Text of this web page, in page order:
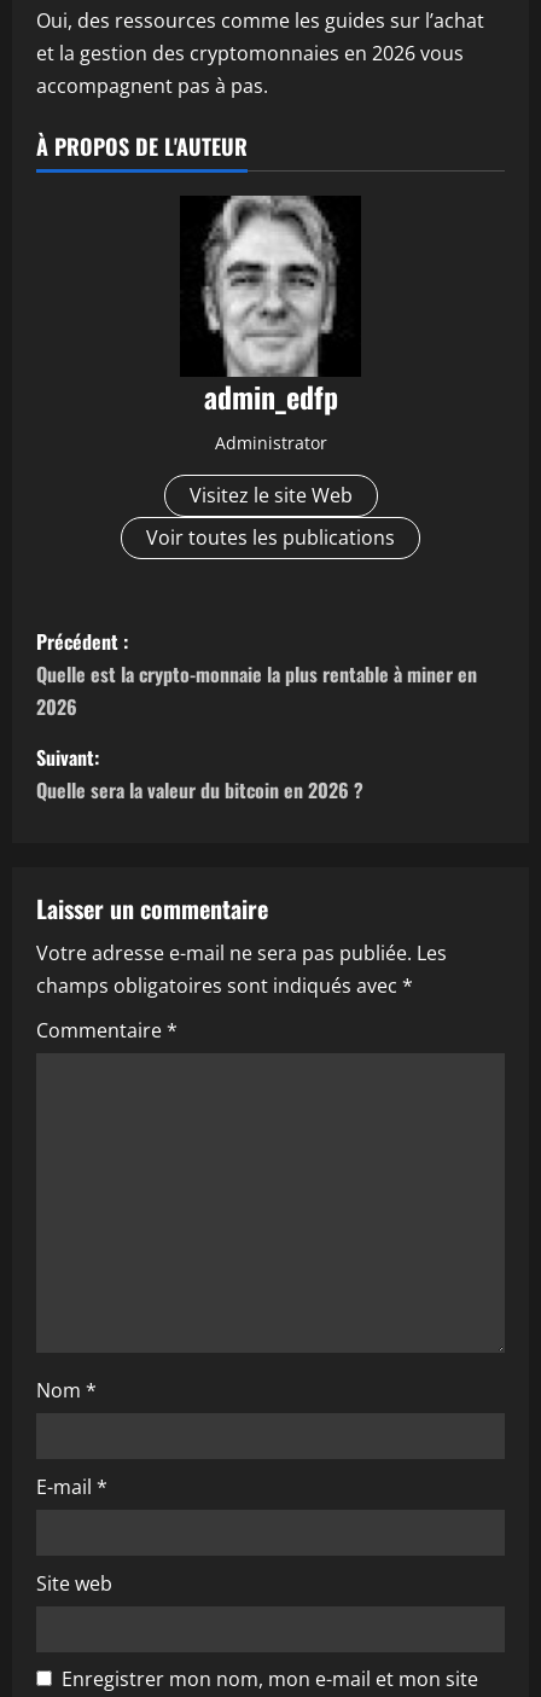
Oui, des ressources comme les guides sur l’achat
et la gestion des cryptomonnaies en 2026 vous
accompagnent pas à pas.
À PROPOS DE L'AUTEUR
admin_edfp
Administrator
Visitez le site Web
Voir toutes les publications
N
a
v
i
a
t
i
o
i
l
Précédent :
Quelle est la crypto-monnaie la plus rentable à miner en
2026
Suivant:
Quelle sera la valeur du bitcoin en 2026 ?
Laisser un commentaire
Votre adresse e-mail ne sera pas publiée. Les
champs obligatoires sont indiqués avec *
Commentaire*
Nom *
E-mail *
Site web
Enregistrer mon nom, mon e-mail et mon site